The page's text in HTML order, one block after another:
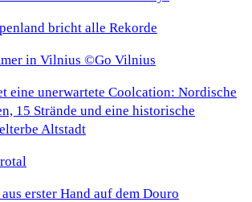
bricht alle Rekorde
eine unerwartete Coolcation: Nordische
15 Strände und eine historische
Altstadt
erster Hand auf dem Douro